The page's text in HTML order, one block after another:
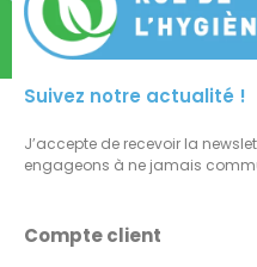
Suivez notre actualité !
J’accepte de recevoir la
engageons à ne jamais
Compte client